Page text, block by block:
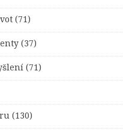
(71)
(37)
(71)
(130)